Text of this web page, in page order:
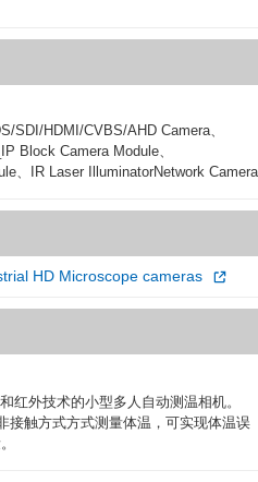
SDI/HDMI/CVBS/AHD Camera、
Block Camera Module、
、IR Laser IlluminatorNetwork Camera
HD Microscope cameras
红外技术的小型多人自动测温相机。
接触方式方式测量体温，可实现体温误